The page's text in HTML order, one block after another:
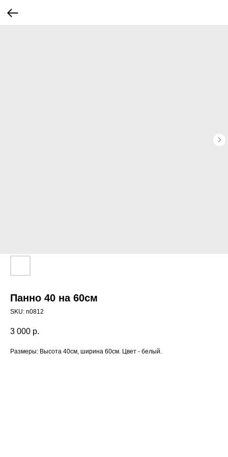
Панно 40 на 60см
SKU: n0812
3 000 р.
Размеры: Высота 40см, ширина 60см. Цвет - белый.